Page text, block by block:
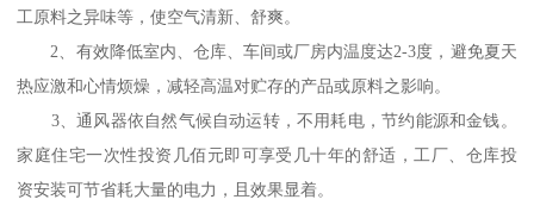
工原料之异味等，使空气清新、舒爽。
2、有效降低室内、仓库、车间或厂房内温度达2-3度，避免夏天
热应激和心情烦燥，减轻高温对贮存的产品或原料之影响。
3、通风器依自然气候自动运转，不用耗电，节约能源和金钱。
家庭住宅一次性投资几佰元即可享受几十年的舒适，工厂、仓库投
资安装可节省耗大量的电力，且效果显着。